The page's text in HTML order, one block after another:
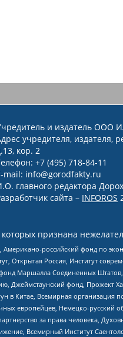
и издатель ООО
учредителя, издателя,
кор. 2
+7 (495) 718-84-11
mail: info@gorodfakty.ru
главного редактора
сайта – INFOROS
признана
российский фонд по
Открытая Россия, Институт
Маршалла Соединенных
Джеймстаунский фонд, Прожект
Китае, Всемирная организация
европейцев, Немецко-русский
за права человека,
Всемирный Институт